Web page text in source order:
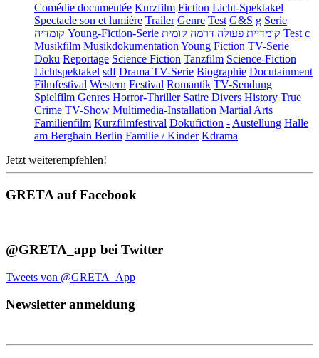
Comédie documentée Kurzfilm Fiction Licht-Spektakel
Spectacle son et lumière Trailer Genre Test G&S g Serie
קומדיה Young-Fiction-Serie קומדיית פעולה דרמה קומית
Test c
Musikfilm Musikdokumentation Young Fiction TV-Serie
Doku Reportage Science Fiction Tanzfilm Science-Fiction
Lichtspektakel sdf Drama TV-Serie Biographie Docutainment
Filmfestival Western Festival Romantik TV-Sendung
Spielfilm Genres Horror-Thriller Satire Divers History True
Crime TV-Show Multimedia-Installation Martial Arts
Familienfilm Kurzfilmfestival Dokufiction - Austellung Halle
am Berghain Berlin Familie / Kinder Kdrama
Jetzt weiterempfehlen!
GRETA auf Facebook
@GRETA_app bei Twitter
Tweets von @GRETA_App
Newsletter anmeldung